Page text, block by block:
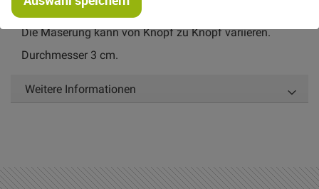
Lackierung
Die Maserung kann von Knopf zu Knopf variieren.
Durchmesser 3 cm.
Weitere Informationen